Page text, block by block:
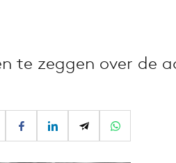
Merkstrategie
PR
te zeggen over de